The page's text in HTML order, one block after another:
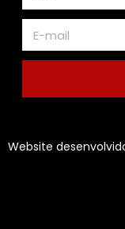
Website